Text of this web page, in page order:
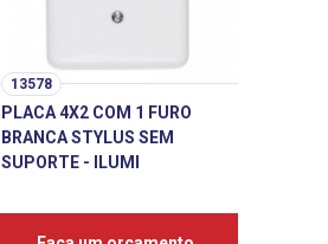
13578
PLACA 4X2 COM 1 FURO
BRANCA STYLUS SEM
SUPORTE - ILUMI